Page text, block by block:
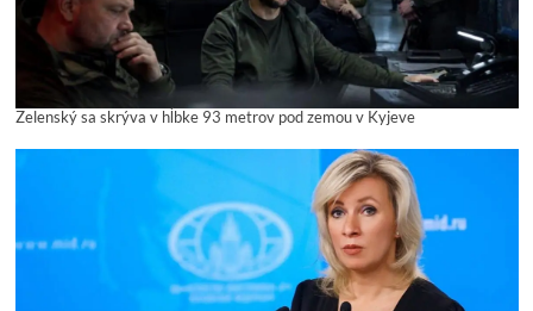
Zelenský sa skrýva v hĺbke 93 metrov pod zemou v Kyjeve